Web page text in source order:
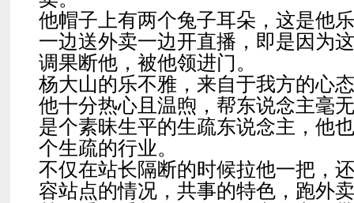
他帽子上有两个兔子耳朵，这是他
一边送外卖一边开直播，即是因为
调果断他，被他领进门。
杨大山的乐不雅，来自于我方的心
他十分热心且温煦，帮东说念主毫
是个素昧生平的生疏东说念主，他
个生疏的行业。
不仅在站长隔断的时候拉他一把，
容站点的情况，共事的特色，跑外